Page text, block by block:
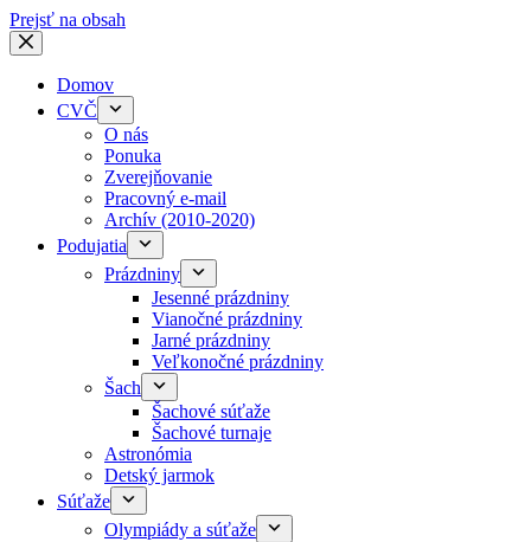
Prejsť na obsah
Domov
CVČ
O nás
Ponuka
Zverejňovanie
Pracovný e-mail
Archív (2010-2020)
Podujatia
Prázdniny
Jesenné prázdniny
Vianočné prázdniny
Jarné prázdniny
Veľkonočné prázdniny
Šach
Šachové súťaže
Šachové turnaje
Astronómia
Detský jarmok
Súťaže
Olympiády a súťaže